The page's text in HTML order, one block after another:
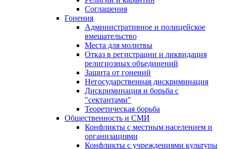
Соглашения
Гонения
Административное и полицейское
вмешательство
Места для молитвы
Отказ в регистрации и ликвидация
религиозных объединений
Защита от гонений
Негосударственная дискриминация
Дискриминация и борьба с
"сектантами"
Теоретическая борьба
Общественность и СМИ
Конфликты с местным населением и
организациями
Конфликты с учреждениями культуры